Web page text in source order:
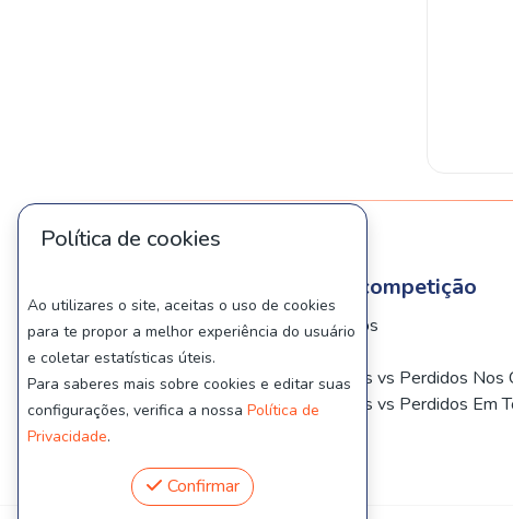
Regras de desempate da competição
Confrontos Ganhos vs Jogados
Confronto Direto
Diferença Entre Jogos Ganhos vs Perdidos
Diferença Entre Jogos Ganhos vs Perdidos Em
Política de cookies
Ao utilizares o site, aceitas o uso de cookies
para te propor a melhor experiência do usuário
e coletar estatísticas úteis.
Para saberes mais sobre cookies e editar suas
configurações, verifica a nossa Política de
Privacidade.
Confirmar